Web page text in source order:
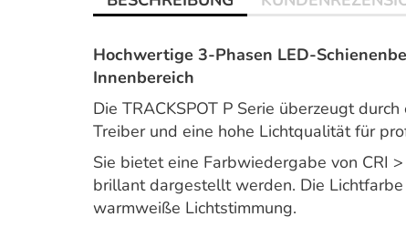
Hochwertige 3-Phasen LED-
Innenbereich
Die TRACKSPOT P Serie überzeugt
Treiber und eine hohe Lichtqualität für
Sie bietet eine Farbwiedergabe von CRI
brillant dargestellt werden. Die
warmweiße Lichtstimmung.